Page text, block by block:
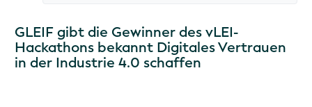
GLEIF gibt die Gewinner des vLEI-
Hackathons bekannt Digitales Vertrauen
in der Industrie 4.0 schaffen